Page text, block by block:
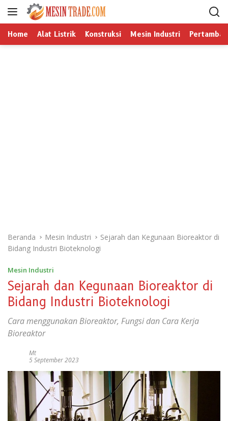
Home Alat Listrik Konstruksi Mesin Industri
Beranda Mesin Industri
Sejarah dan Kegunaan Bioreaktor di
Bidang Industri Bioteknologi
Mesin Industri
Sejarah dan Kegunaan Bioreaktor di
Bidang Industri Bioteknologi
Cara menggunakan Bioreaktor, Fungsi dan Cara Kerja
Bioreaktor
Mt
5 September 2023